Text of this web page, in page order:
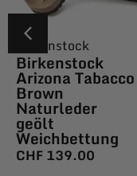
Birkenstock
Birkenstock
Arizona Tabacco
Brown
Naturleder
geölt
Weichbettung
CHF139.00